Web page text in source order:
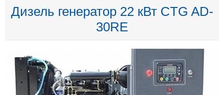
Дизель генератор 22 кВт CTG AD-
30RE